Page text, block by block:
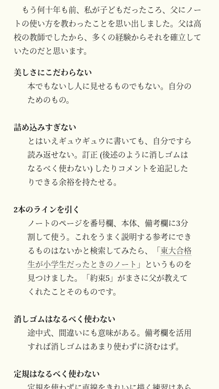
もう何十年も前、私が子どもだったころ、父にノー
トの使い方を教わったことを思い出しました。父は高
校の教師でしたから、多くの経験からそれを確立して
いたのだと思います。
美しさにこだわらない
本でもないし人に見せるものでもない。自分の
ためのもの。
詰め込みすぎない
とはいえギュウギュウに書いても、自分ですら
読み返せない。訂正 (後述のように消しゴムは
なるべく使わない) したりコメントを追記した
りできる余裕を持たせる。
2本のラインを引く
ノートのページを番号欄、本体、備考欄に3分
割して使う。これをうまく説明する参考にでき
るものはないかと検索してみたら、「 東大合格
生が小学生だったときのノート 」というものを
見つけました。「約束5」がまさに父が教えて
くれたことそのものです。
消しゴムはなるべく使わない
途中式、間違いにも意味がある。備考欄を活用
すれば消しゴムはあまり使わずに済むはず。
定規はなるべく使わない